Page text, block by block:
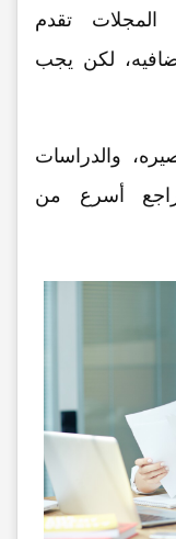
تقدم
لکن یجب
والدراسات
تُراجع أسرع من